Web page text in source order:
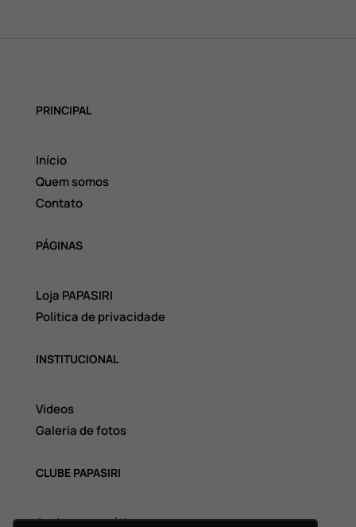
PRINCIPAL
Início
Quem somos
Contato
PÁGINAS
Loja PAPASIRI
Politica de privacidade
INSTITUCIONAL
Videos
Galeria de fotos
CLUBE PAPASIRI
Assinatura grátis